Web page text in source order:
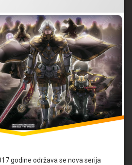
godine održava se nova serija